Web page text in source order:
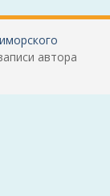
автора